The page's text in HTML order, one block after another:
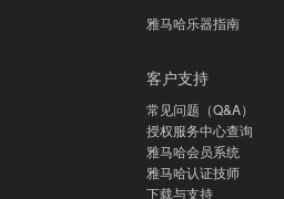
雅马哈乐器指南
客户支持
常见问题（Q&A）
授权服务中心查询
雅马哈会员系统
雅马哈认证技师
下载与支持